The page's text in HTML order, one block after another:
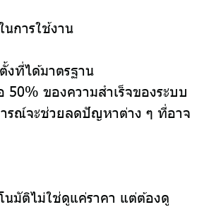
การใช้งาน
ที่ได้มาตรฐาน
50% ของความสำเร็จของระบบ
รณ์จะช่วยลดปัญหาต่าง ๆ ที่อาจ
นมัติไม่ใช่ดูแค่ราคา แต่ต้องดู